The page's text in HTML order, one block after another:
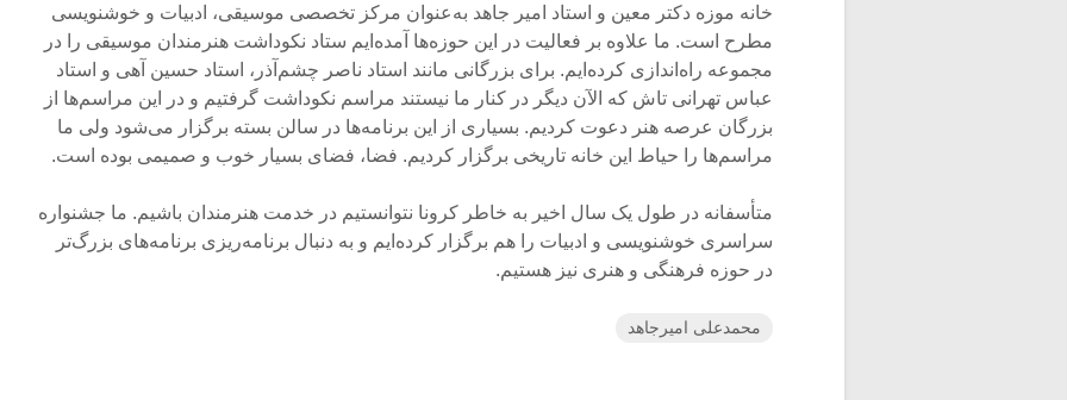
خانه موزه دکتر معین و استاد امیر جاهد به‌عنوان مرکز تخصصی موسیقی، ادبیات و خوشنویسی
مطرح است. ما علاوه‌ بر فعالیت در این حوزه‌ها آمده‌ایم ستاد نکوداشت هنرمندان موسیقی را در
مجموعه راه‌اندازی کرده‌ایم. برای بزرگانی مانند استاد ناصر چشم‌آذر، استاد حسین آهی و استاد
عباس تهرانی تاش که الآن دیگر در کنار ما نیستند مراسم نکوداشت گرفتیم و در این مراسم‌ها از
بزرگان عرصه هنر دعوت کردیم. بسیاری از این برنامه‌ها در سالن بسته برگزار می‌شود ولی ما
مراسم‌ها را حیاط این خانه تاریخی برگزار کردیم. فضا، فضای بسیار خوب و صمیمی بوده است.
متأسفانه در طول یک سال اخیر به خاطر کرونا نتوانستیم در خدمت هنرمندان باشیم. ما جشنواره
سراسری خوشنویسی و ادبیات را هم برگزار کرده‌ایم و به دنبال برنامه‌ریزی برنامه‌های بزرگ‌تر
در حوزه فرهنگی و هنری نیز هستیم.
محمدعلی امیرجاهد